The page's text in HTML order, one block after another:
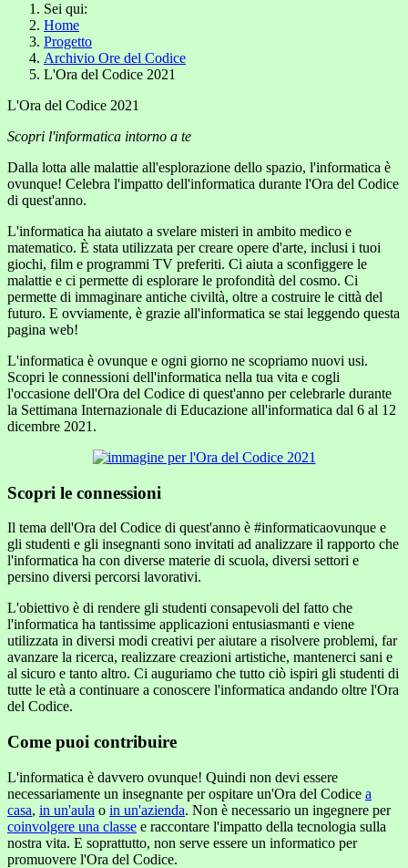
Sei qui:
Home
Progetto
Archivio Ore del Codice
L'Ora del Codice 2021
L'Ora del Codice 2021
Scopri l'informatica intorno a te
Dalla lotta alle malattie all'esplorazione dello spazio, l'informatica è
ovunque! Celebra l'impatto dell'informatica durante l'Ora del Codice
di quest'anno.
L'informatica ha aiutato a svelare misteri in ambito medico e
matematico. È stata utilizzata per creare opere d'arte, inclusi i tuoi
giochi, film e programmi TV preferiti. Ci aiuta a sconfiggere le
malattie e ci permette di esplorare le profondità del cosmo. Ci
permette di immaginare antiche civiltà, oltre a costruire le città del
futuro. E ovviamente, è grazie all'informatica se stai leggendo questa
pagina web!
L'informatica è ovunque e ogni giorno ne scopriamo nuovi usi.
Scopri le connessioni dell'informatica nella tua vita e cogli
l'occasione dell'Ora del Codice di quest'anno per celebrarle durante
la Settimana Internazionale di Educazione all'informatica dal 6 al 12
dicembre 2021.
Scopri le connessioni
Il tema dell'Ora del Codice di quest'anno è #informaticaovunque e
gli studenti e gli insegnanti sono invitati ad analizzare il rapporto che
l'informatica ha con diverse materie di scuola, diversi settori e
persino diversi percorsi lavorativi.
L'obiettivo è di rendere gli studenti consapevoli del fatto che
l'informatica ha tantissime applicazioni entusiasmanti e viene
utilizzata in diversi modi creativi per aiutare a risolvere problemi, far
avanzare la ricerca, realizzare creazioni artistiche, mantenerci sani e
al sicuro e tanto altro. Ci auguriamo che tutto ciò ispiri gli studenti di
tutte le età a continuare a conoscere l'informatica andando oltre l'Ora
del Codice.
Come puoi contribuire
L'informatica è davvero ovunque! Quindi non devi essere
necessariamente un insegnante per ospitare un'Ora del Codice a
casa, in un'aula o in un'azienda. Non è necessario un ingegnere per
coinvolgere una classe e raccontare l'impatto della tecnologia sulla
nostra vita. E soprattutto, non serve essere un informatico per
promuovere l'Ora del Codice.